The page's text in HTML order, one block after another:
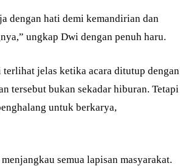
dengan hati demi kemandirian dan
ungkap Dwi dengan penuh haru.
terlihat jelas ketika acara ditutup dengan
tersebut bukan sekadar hiburan. Tetapi
untuk berkarya,
semua lapisan masyarakat.